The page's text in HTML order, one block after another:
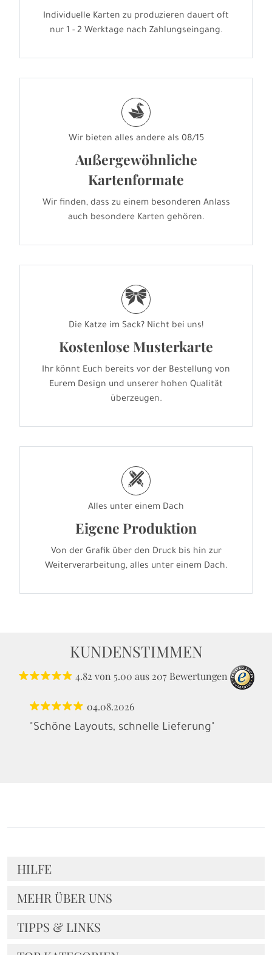
Individuelle Karten zu produzieren dauert oft
nur 1 - 2 Werktage nach Zahlungseingang.
s
Wir bieten alles andere als 08/15
Außergewöhnliche
Kartenformate
Wir finden, dass zu einem besonderen Anlass
auch besondere Karten gehören.
r
Die Katze im Sack? Nicht bei uns!
Kostenlose Musterkarte
Ihr könnt Euch bereits vor der Bestellung von
Eurem Design und unserer hohen Qualität
überzeugen.
h
Alles unter einem Dach
Eigene Produktion
Von der Grafik über den Druck bis hin zur
Weiterverarbeitung, alles unter einem Dach.
KUNDENSTIMMEN
4.82 von 5.00 aus 207 Bewertungen
04.08.2026
"Schöne Layouts, schnelle Lieferung"
HILFE
MEHR ÜBER UNS
TIPPS & LINKS